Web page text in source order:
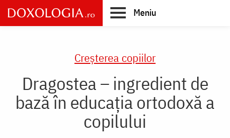
Skip
to
main
Meniu
Creşterea copiilor
Dragostea – ingredient de
bază în educația ortodoxă a
copilului